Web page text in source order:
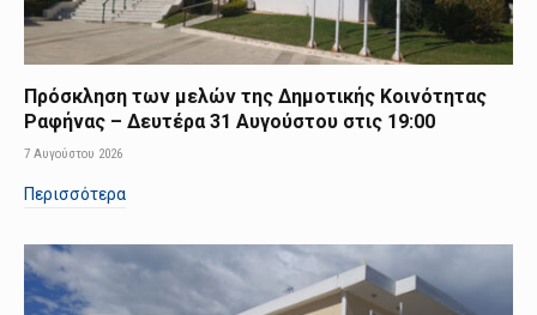
Πρόσκληση των μελών της Δημοτικής Κοινότητας
Ραφήνας – Δευτέρα 31 Αυγούστου στις 19:00
7 Αυγούστου 2026
Περισσότερα